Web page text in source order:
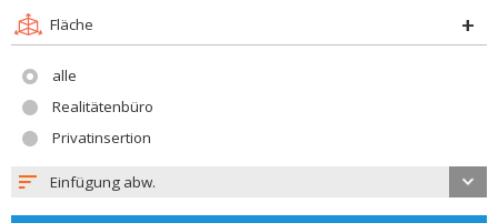
Fläche
alle
Realitätenbüro
Privatinsertion
Einfügung abw.